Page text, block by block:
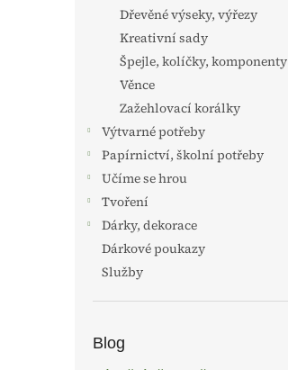
Dřevěné výseky, výřezy
Kreativní sady
Špejle, kolíčky, komponenty
Věnce
Zažehlovací korálky
Výtvarné potřeby
Papírnictví, školní potřeby
Učíme se hrou
Tvoření
Dárky, dekorace
Dárkové poukazy
Služby
Blog